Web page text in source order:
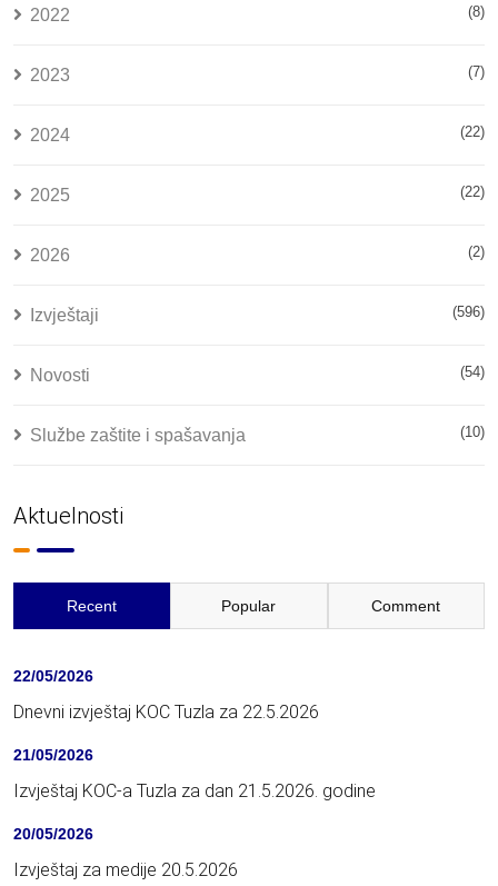
2022 (8)
2023 (7)
2024 (22)
2025 (22)
2026 (2)
Izvještaji (596)
Novosti (54)
Službe zaštite i spašavanja (10)
Aktuelnosti
Recent Popular Comment
22/05/2026
Dnevni izvještaj KOC Tuzla za 22.5.2026
21/05/2026
Izvještaj KOC-a Tuzla za dan 21.5.2026. godine
20/05/2026
Izvještaj za medije 20.5.2026